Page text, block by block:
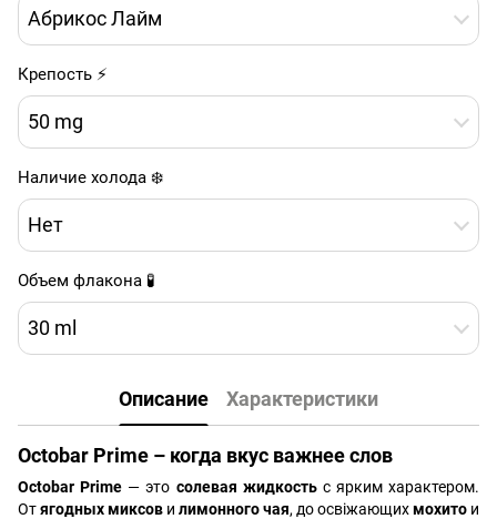
Абрикос Лайм
Крепость ⚡
50 mg
Наличие холода ❄️
Нет
Объем флакона 🧪
30 ml
Описание Характеристики
Octobar Prime – когда вкус важнее слов
Octobar Prime — это солевая жидкостьс ярким характером.
Отягодных миксов и лимонного чая, до освіжающихмохито и